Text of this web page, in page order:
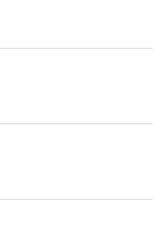
주소, 연락처 등을 기재할